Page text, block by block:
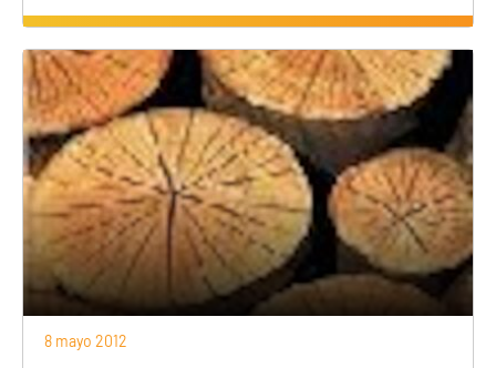
8 mayo 2012